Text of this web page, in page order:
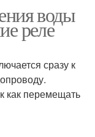
воды
реле
сразу к
как перемещать